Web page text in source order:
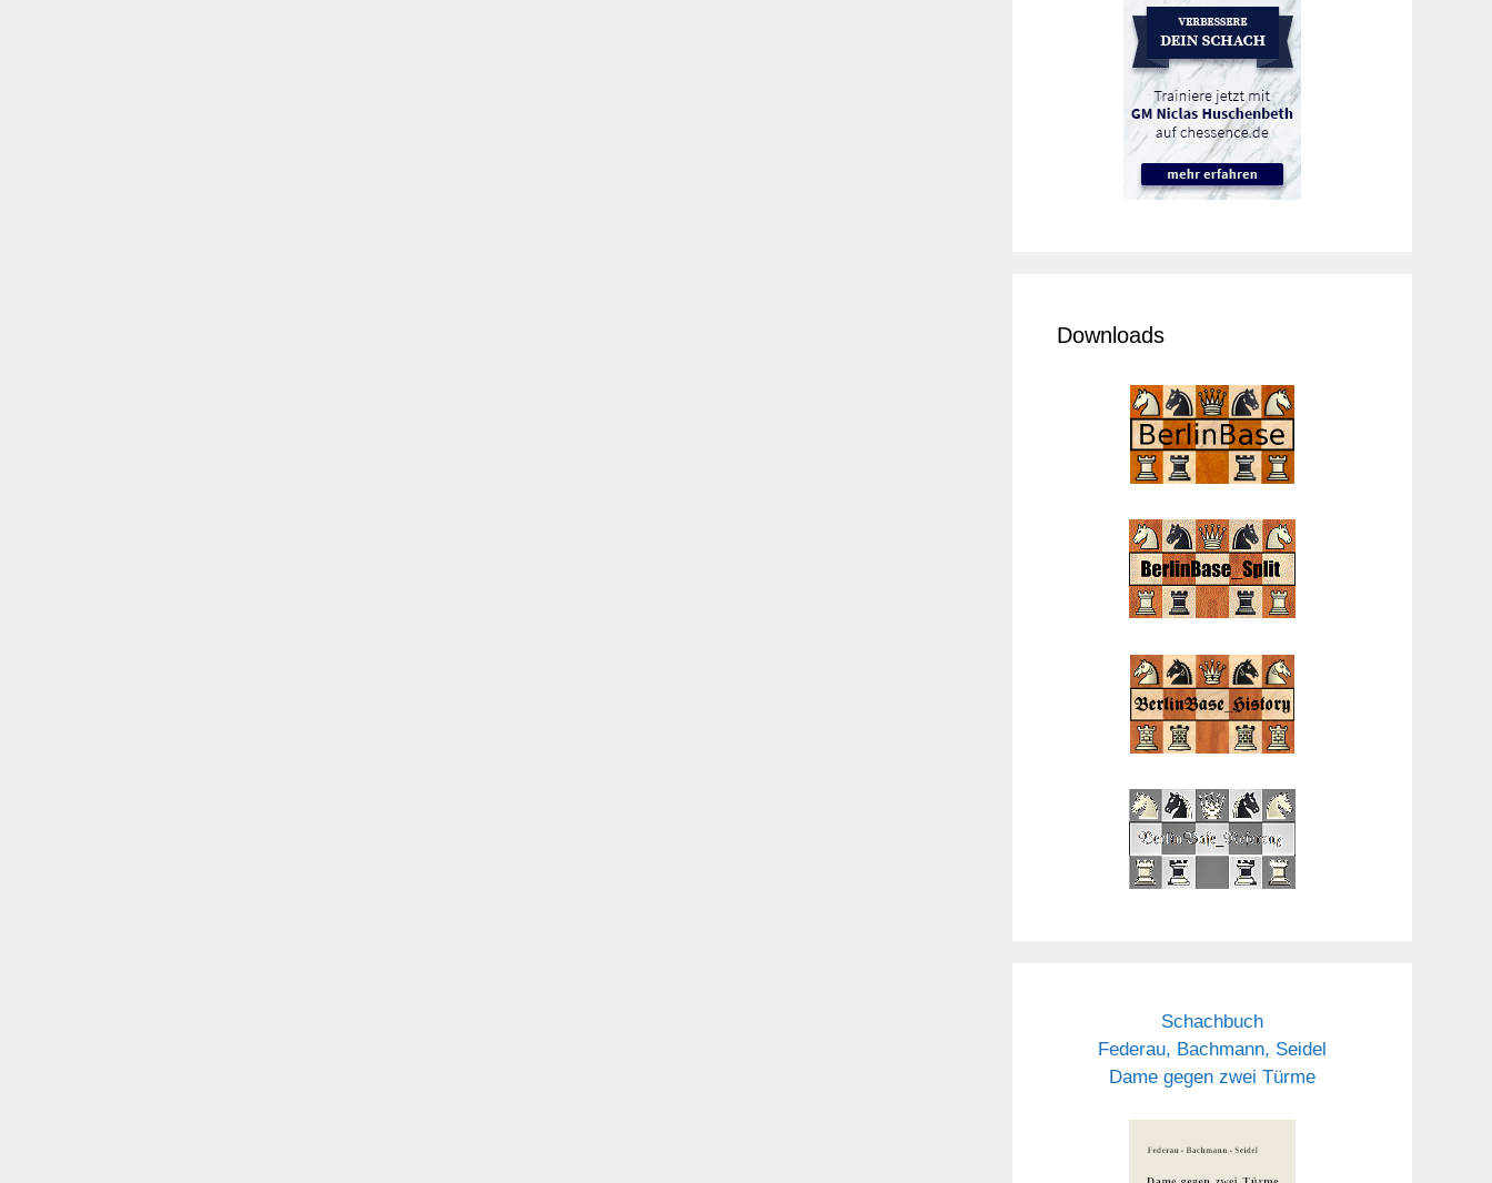
Downloads
Schachbuch
Federau, Bachmann, Seidel
Dame gegen zwei Türme